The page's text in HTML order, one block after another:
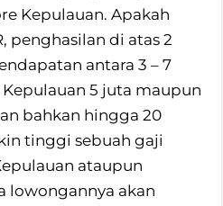
Kepulauan. Apakah
penghasilan di atas 2
antara 3 – 7
5 juta maupun
bahkan hingga 20
tinggi sebuah gaji
ataupun
lowongannya akan